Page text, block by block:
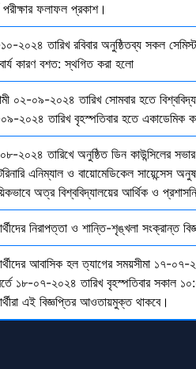
পরীক্ষার ফলাফল প্রকাশ।
২০২৪ তারিখ রবিবার অনুষ্ঠিতব্য সকল
কারণ বশত: স্থগিত করা হলো
০২-০৯-২০২৪ তারিখ সোমবার হতে
২০২৪ তারিখ বৃহস্পতিবার হতে
২০২৪ তারিখে অনুষ্ঠিত ডিন কাউন্সিলের
এনিম্যাল ও বায়োমেডিকেল সায়েন্সেস
অত্র বিশ্ববিদ্যালয়ের আর্থিক ও
নিরাপত্তা ও শান্তি-শৃঙ্খলা সংক্রান্ত
আবাসিক হল ত্যাগের সময়সীমা ১৭-০৭-
১৮-০৭-২০২৪ তারিখ বৃহস্পতিবার সকাল
এই বিজ্ঞপ্তির আওতায়মুক্ত থাকবে।